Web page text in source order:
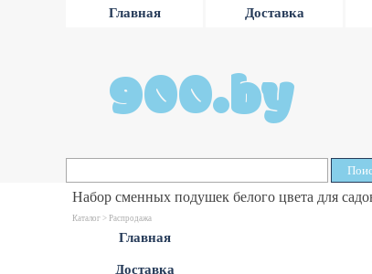
Главная Доставка
900.by
Набор сменных подушек белого цвета для
Каталог >Распродажа
Главная
Доставка